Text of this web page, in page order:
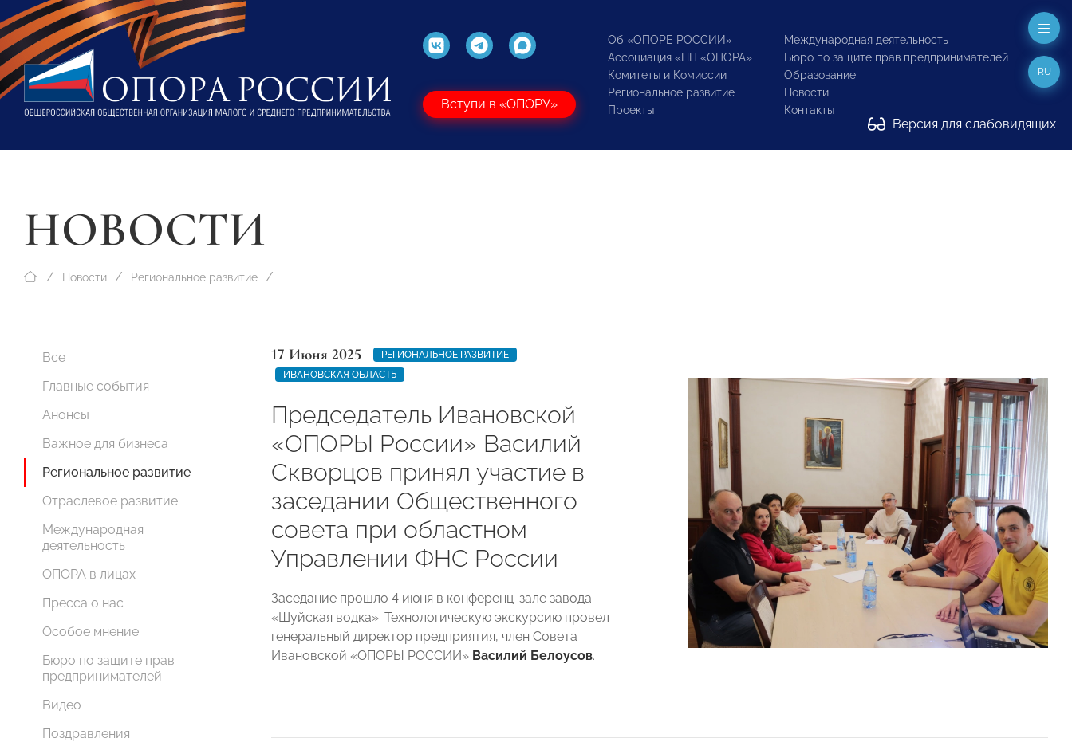
Вступи в «ОПОРУ»
Об «ОПОРЕ РОССИИ»
Ассоциация «НП «ОПОРА»
Комитеты и Комиссии
Региональное развитие
Проекты
Международная деятельность
Бюро по защите прав предпринимателей
Образование
Новости
Контакты
Версия для слабовидящих
RU
НОВОСТИ
Новости Региональное развитие
Все
Главные события
Анонсы
Важное для бизнеса
Региональное развитие
Отраслевое развитие
Международная
деятельность
ОПОРА в лицах
Пресса о нас
Особое мнение
Бюро по защите прав
предпринимателей
Видео
Поздравления
17 Июня 2025
РЕГИОНАЛЬНОЕ РАЗВИТИЕ
ИВАНОВСКАЯ ОБЛАСТЬ
Председатель Ивановской
«ОПОРЫ России» Василий
Скворцов принял участие в
заседании Общественного
совета при областном
Управлении ФНС России
Заседание прошло 4 июня в конференц-зале завода
«Шуйская водка». Технологическую экскурсию провел
генеральный директор предприятия, член Совета
Ивановской «ОПОРЫ РОССИИ» Василий Белоусов.